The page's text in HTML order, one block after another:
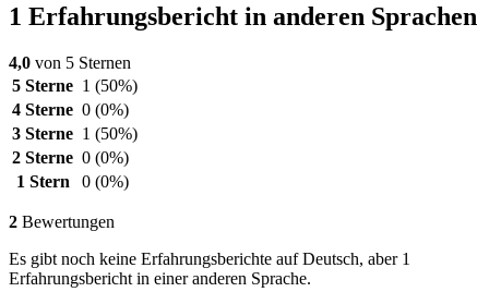
1 Erfahrungsbericht in anderen Sprachen
4,0 von 5 Sternen
5 Sterne 1 (50%)
4 Sterne 0 (0%)
3 Sterne 1 (50%)
2 Sterne 0 (0%)
1 Stern
0 (0%)
2 Bewertungen
Es gibt noch keine Erfahrungsberichte auf Deutsch, aber 1
Erfahrungsbericht in einer anderen Sprache.